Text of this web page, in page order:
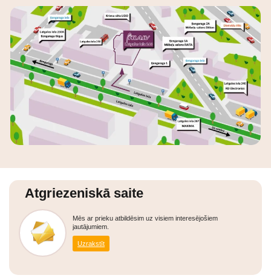
Atgriezeniskā saite
Mēs ar prieku atbildēsim uz visiem interesējošiem
jautājumiem.
Uzrakstīt